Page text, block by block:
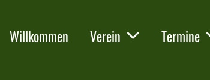
Willkommen Verein Termine